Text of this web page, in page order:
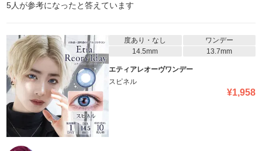
5人が参考になったと答えています
度あり・なし
ワンデー
14.5mm
13.7mm
エティアレオーヴワンデー
スピネル
¥1,958